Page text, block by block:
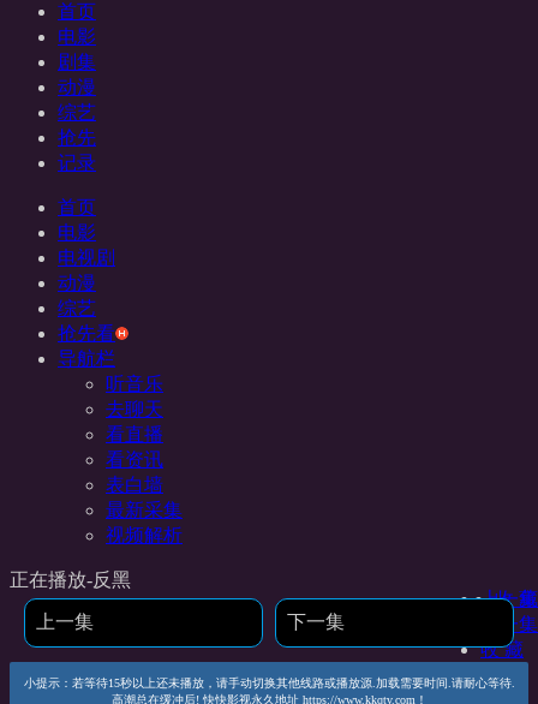
首页
电影
剧集
动漫
综艺
抢先
记录
首页
电影
电视剧
动漫
综艺
抢先看
导航栏
听音乐
去聊天
看直播
看资讯
表白墙
最新采集
视频解析
上一集
下一集
收 藏
收 藏
正在播放-反黑
上一集 下一集
小提示：若等待15秒以上还未播放，请手动切换其他线路或播放源.加载需要时间.请耐心等待.
高潮总在缓冲后! 快快影视永久地址 https://www.kkqtv.com！